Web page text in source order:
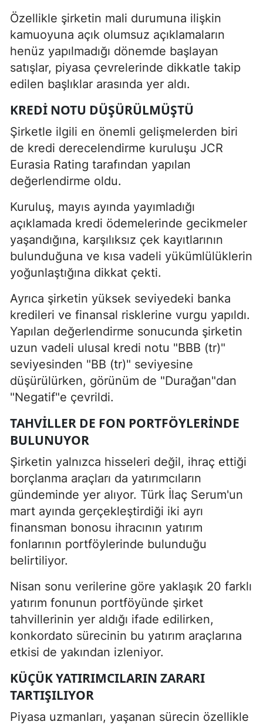
Özellikle şirketin mali durumuna ilişkin
kamuoyuna açık olumsuz açıklamaların
henüz yapılmadığı dönemde başlayan
satışlar, piyasa çevrelerinde dikkatle takip
edilen başlıklar arasında yer aldı.
KREDI NOTU DÜŞÜRÜLMÜŞTÜ
Şirketle ilgili en önemli gelişmelerden biri
de kredi derecelendirme kuruluşu JCR
Eurasia Rating tarafından yapılan
değerlendirme oldu.
Kuruluş, mayıs ayında yayımladığı
açıklamada kredi ödemelerinde gecikmeler
yaşandığına, karşılıksız çek kayıtlarının
bulunduğuna ve kısa vadeli yükümlülüklerin
yoğunlaştığına dikkat çekti.
Ayrıca şirketin yüksek seviyedeki banka
kredileri ve finansal risklerine vurgu yapıldı.
Yapılan değerlendirme sonucunda şirketin
uzun vadeli ulusal kredi notu "BBB (tr)"
seviyesinden "BB (tr)" seviyesine
düşürülürken, görünüm de "Durağan"dan
"Negatif"e çevrildi.
TAHVILLER DE FON PORTFÖYLERINDE
BULUNUYOR
Şirketin yalnızca hisseleri değil, ihraç ettiği
borçlanma araçları da yatırımcıların
gündeminde yer alıyor. Türk İlaç Serum'un
mart ayında gerçekleştirdiği iki ayrı
finansman bonosu ihracının yatırım
fonlarının portföylerinde bulunduğu
belirtiliyor.
Nisan sonu verilerine göre yaklaşık 20 farklı
yatırım fonunun portföyünde şirket
tahvillerinin yer aldığı ifade edilirken,
konkordato sürecinin bu yatırım araçlarına
etkisi de yakından izleniyor.
KÜÇÜK YATIRIMCILARIN ZARARI
TARTIŞILIYOR
Piyasa uzmanları, yaşanan sürecin özellikle